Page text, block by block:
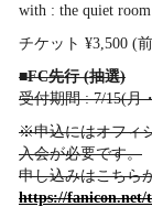
with : the quiet room
チケット ¥3,500 (
■FC先行 (抽選)
受付期間 : 7/15(月
※申込にはオフィ
入会が必要です。
申し込みはこちら
https://fanicon.net/